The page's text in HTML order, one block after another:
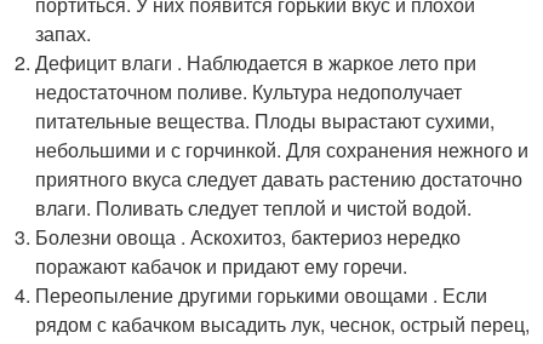
запах.
Дефицит влаги . Наблюдается в жаркое лето при
недостаточном поливе. Культура недополучает
питательные вещества. Плоды вырастают сухими,
небольшими и с горчинкой. Для сохранения нежного и
приятного вкуса следует давать растению достаточно
влаги. Поливать следует теплой и чистой водой.
Болезни овоща . Аскохитоз, бактериоз нередко
поражают кабачок и придают ему горечи.
Переопыление другими горькими овощами . Если
рядом с кабачком высадить лук, чеснок, острый перец,